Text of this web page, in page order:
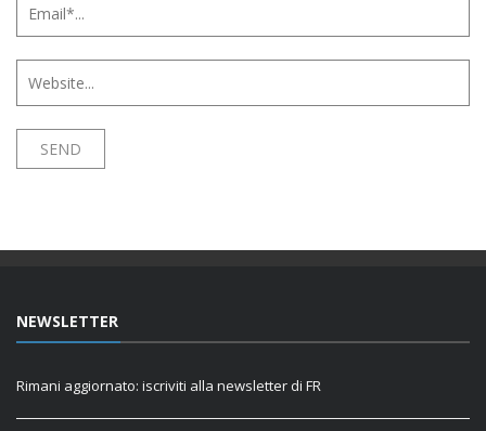
NEWSLETTER
Rimani aggiornato: iscriviti alla newsletter di FR